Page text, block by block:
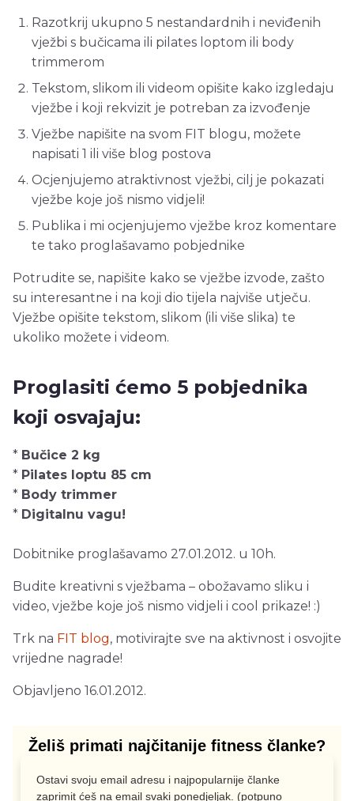
Razotkrij ukupno 5 nestandardnih i neviđenih
vježbi s bučicama ili pilates loptom ili body
trimmerom
Tekstom, slikom ili videom opišite kako izgledaju
vježbe i koji rekvizit je potreban za izvođenje
Vježbe napišite na svom FIT blogu, možete
napisati 1 ili više blog postova
Ocjenjujemo atraktivnost vježbi, cilj je pokazati
vježbe koje još nismo vidjeli!
Publika i mi ocjenjujemo vježbe kroz komentare
te tako proglašavamo pobjednike
Potrudite se, napišite kako se vježbe izvode, zašto
su interesantne i na koji dio tijela najviše utječu.
Vježbe opišite tekstom, slikom (ili više slika) te
ukoliko možete i videom.
Proglasiti ćemo 5 pobjednika
koji osvajaju:
* Bučice 2 kg
* Pilates loptu 85 cm
* Body trimmer
* Digitalnu vagu!
Dobitnike proglašavamo 27.01.2012. u 10h.
Budite kreativni s vježbama – obožavamo sliku i
video, vježbe koje još nismo vidjeli i cool prikaze! :)
Trk na FIT blog, motivirajte sve na aktivnost i osvojite
vrijedne nagrade!
Objavljeno 16.01.2012.